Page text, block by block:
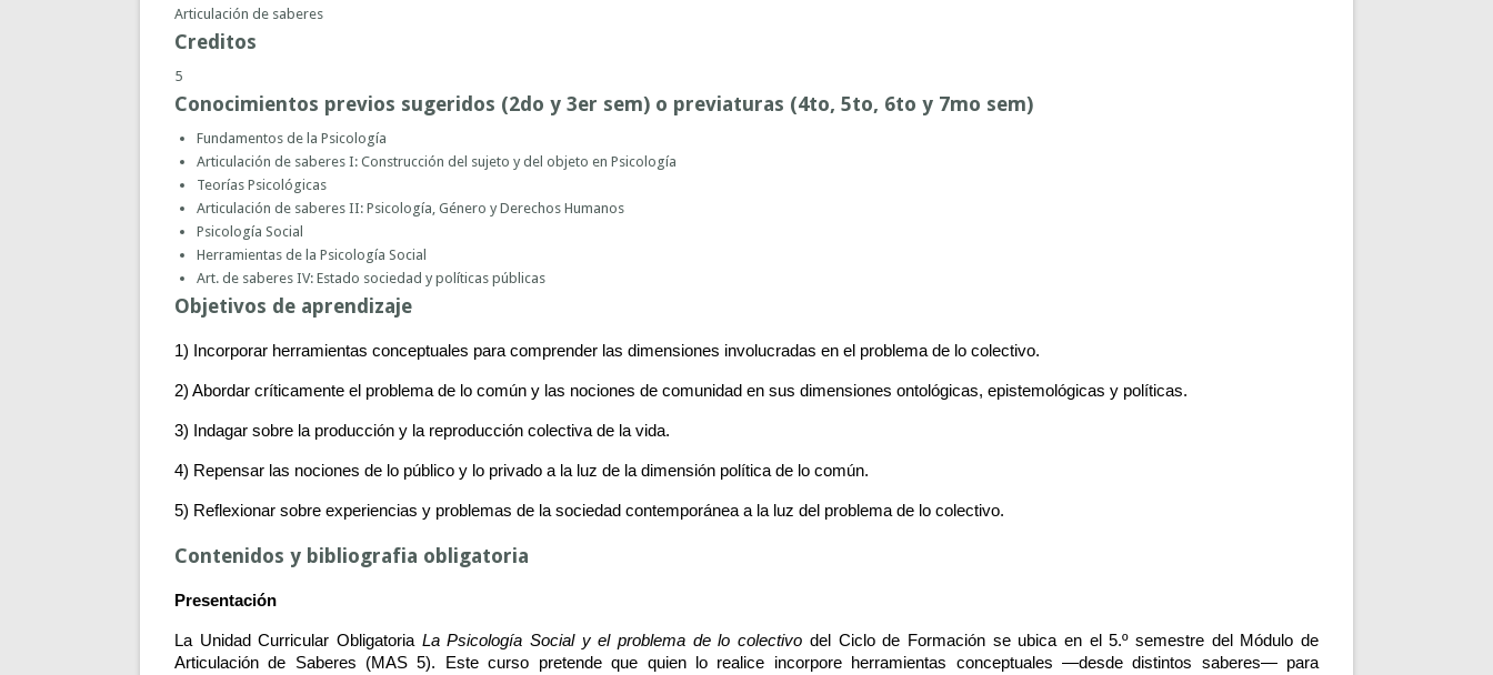
Articulación de saberes
Creditos
5
Conocimientos previos sugeridos (2do y 3er sem) o previaturas (4to, 5to, 6to y 7mo sem)
Fundamentos de la Psicología
Articulación de saberes I: Construcción del sujeto y del objeto en Psicología
Teorías Psicológicas
Articulación de saberes II: Psicología, Género y Derechos Humanos
Psicología Social
Herramientas de la Psicología Social
Art. de saberes IV: Estado sociedad y políticas públicas
Objetivos de aprendizaje
1) Incorporar herramientas conceptuales para comprender las dimensiones involucradas en el problema de lo colectivo.
2) Abordar críticamente el problema de lo común y las nociones de comunidad en sus dimensiones ontológicas, epistemológicas y políticas.
3) Indagar sobre la producción y la reproducción colectiva de la vida.
4) Repensar las nociones de lo público y lo privado a la luz de la dimensión política de lo común.
5) Reflexionar sobre experiencias y problemas de la sociedad contemporánea a la luz del problema de lo colectivo.
Contenidos y bibliografia obligatoria
Presentación
La Unidad Curricular Obligatoria La Psicología Social y el problema de lo colectivo del Ciclo de Formación se ubica en el 5.º semestre del Módulo de
Articulación de Saberes (MAS 5). Este curso pretende que quien lo realice incorpore herramientas conceptuales —desde distintos saberes— para